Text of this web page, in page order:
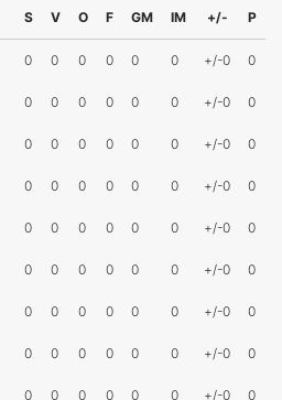
S V O F GM IM +/- P
0 0 0 0 0 0 +/-0 0
0 0 0 0 0 0 +/-0 0
0 0 0 0 0 0 +/-0 0
0 0 0 0 0 0 +/-0 0
0 0 0 0 0 0 +/-0 0
0 0 0 0 0 0 +/-0 0
0 0 0 0 0 0 +/-0 0
0 0 0 0 0 0 +/-0 0
0 0 0 0 0 0 +/-0 0